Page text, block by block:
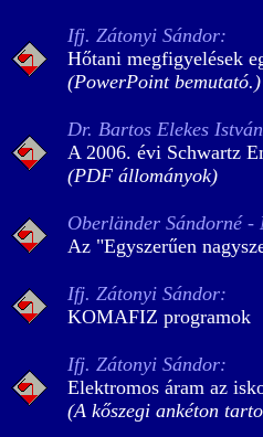
Ifj. Zátonyi Sándor:
Hőtani megfigyelések
(PowerPoint bemutató.)
Dr. Bartos Elekes
A 2006. évi Schwartz
(PDF állományok)
Oberländer Sándorné
Az "Egyszerűen
Ifj. Zátonyi Sándor:
KOMAFIZ programok
Ifj. Zátonyi Sándor:
Elektromos áram az
(A kőszegi ankéton